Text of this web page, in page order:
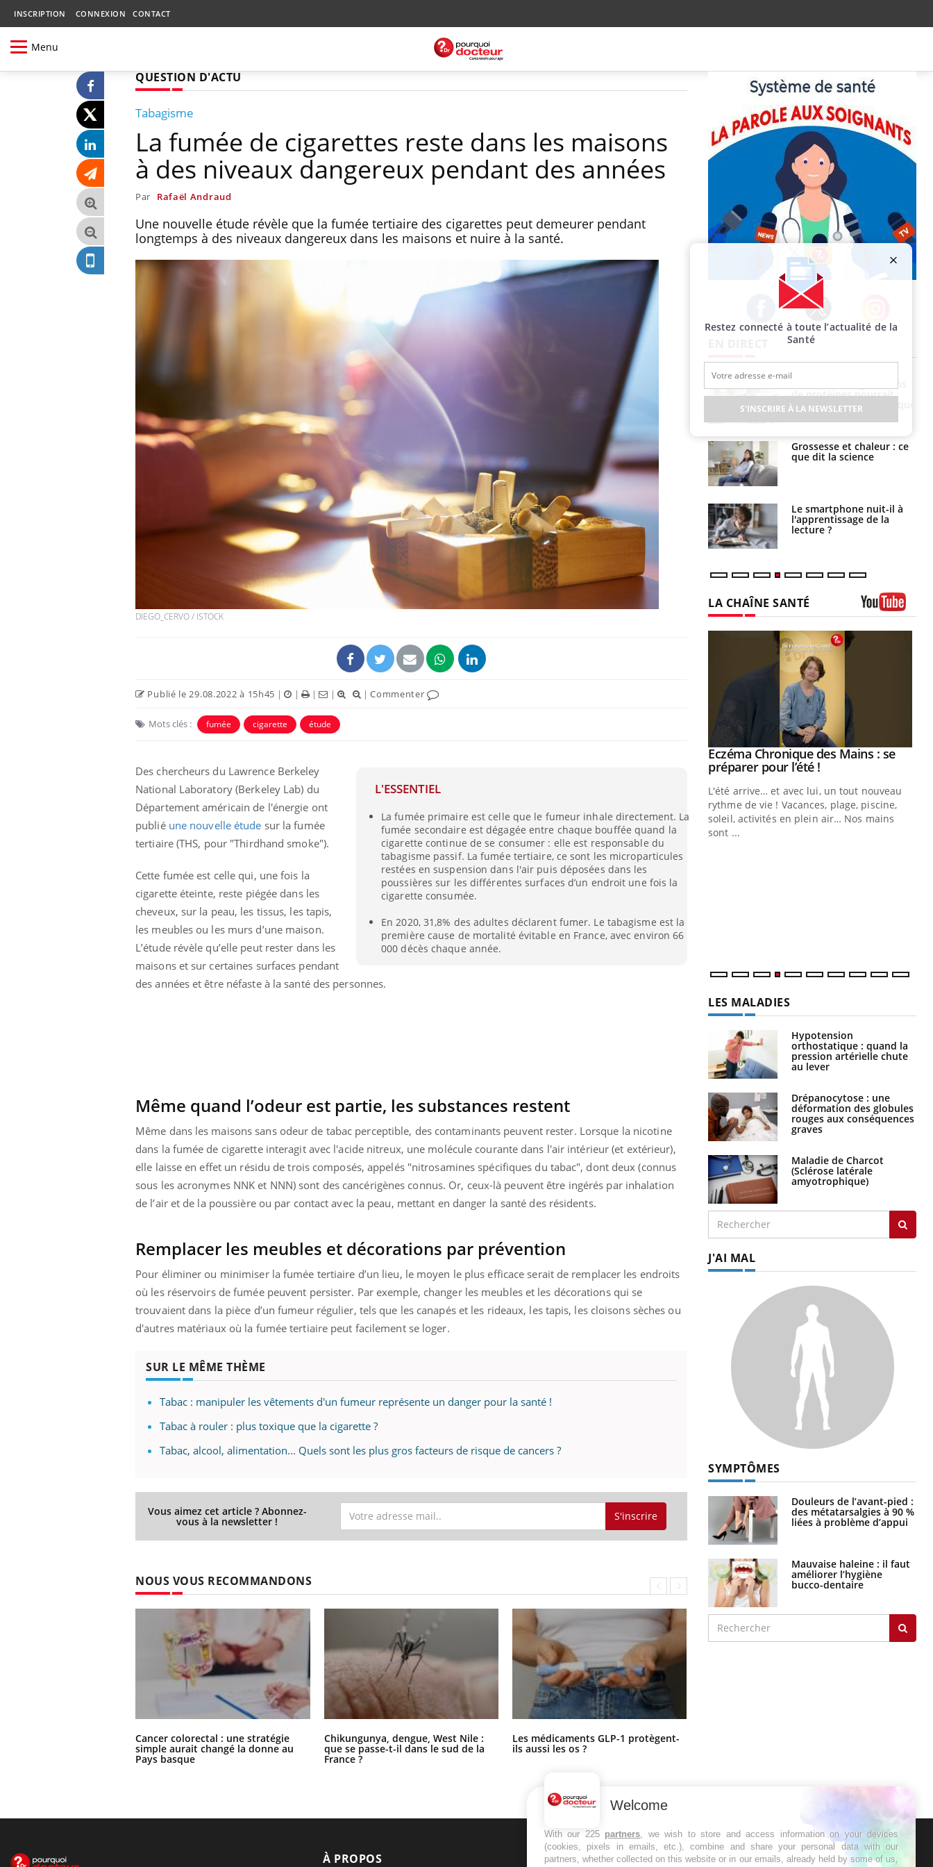
INSCRIPTION CONNEXION CONTACT
Menu
QUESTION D'ACTU
Tabagisme
La fumée de cigarettes reste dans les maisons
à des niveaux dangereux pendant des années
Par Rafaël Andraud
Une nouvelle étude révèle que la fumée tertiaire des cigarettes peut demeurer pendant
longtemps à des niveaux dangereux dans les maisons et nuire à la santé.
DIEGO_CERVO / ISTOCK
Publié le 29.08.2022 à 15h45 | | | | |Commenter
Mots clés : fumée cigarette étude
L'ESSENTIEL
La fumée primaire est celle que le fumeur inhale directement. La
fumée secondaire est dégagée entre chaque bouffée quand la
cigarette continue de se consumer : elle est responsable du
tabagisme passif. La fumée tertiaire, ce sont les microparticules
restées en suspension dans l'air puis déposées dans les
poussières sur les différentes surfaces d’un endroit une fois la
cigarette consumée.
En 2020, 31,8% des adultes déclarent fumer. Le tabagisme est la
première cause de mortalité évitable en France, avec environ 66
000 décès chaque année.
Des chercheurs du Lawrence Berkeley
National Laboratory (Berkeley Lab) du
Département américain de l'énergie ont
publié une nouvelle étude sur la fumée
tertiaire (THS, pour "Thirdhand smoke").
Cette fumée est celle qui, une fois la
cigarette éteinte, reste piégée dans les
cheveux, sur la peau, les tissus, les tapis,
les meubles ou les murs d’une maison.
L’étude révèle qu’elle peut rester dans les
maisons et sur certaines surfaces pendant
des années et être néfaste à la santé des personnes.
Même quand l’odeur est partie, les substances restent
Même dans les maisons sans odeur de tabac perceptible, des contaminants peuvent rester. Lorsque la nicotine
dans la fumée de cigarette interagit avec l'acide nitreux, une molécule courante dans l'air intérieur (et extérieur),
elle laisse en effet un résidu de trois composés, appelés "nitrosamines spécifiques du tabac", dont deux (connus
sous les acronymes NNK et NNN) sont des cancérigènes connus. Or, ceux-là peuvent être ingérés par inhalation
de l’air et de la poussière ou par contact avec la peau, mettant en danger la santé des résidents.
Remplacer les meubles et décorations par prévention
Pour éliminer ou minimiser la fumée tertiaire d’un lieu, le moyen le plus efficace serait de remplacer les endroits
où les réservoirs de fumée peuvent persister. Par exemple, changer les meubles et les décorations qui se
trouvaient dans la pièce d’un fumeur régulier, tels que les canapés et les rideaux, les tapis, les cloisons sèches ou
d'autres matériaux où la fumée tertiaire peut facilement se loger.
SUR LE MÊME THÈME
Tabac : manipuler les vêtements d'un fumeur représente un danger pour la santé !
Tabac à rouler : plus toxique que la cigarette ?
Tabac, alcool, alimentation... Quels sont les plus gros facteurs de risque de cancers ?
Vous aimez cet article ? Abonnez-
vous à la newsletter ! S'inscrire
NOUS VOUS RECOMMANDONS
Cancer colorectal : une stratégie
simple aurait changé la donne au
Pays basque
Chikungunya, dengue, West Nile :
que se passe-t-il dans le sud de la
France ?
Les médicaments GLP-1 protègent-
ils aussi les os ?
Facebook Twitter Instagram
Cancer colorectal : une
basque
Chikungunya, dengue,
Les médicaments GLP-1
protègent-ils aussi les os
?
Cytomégalovirus : ce qui
change dans la prise en
charge des femmes
La sieste empêche-t-elle
de dormir la nuit ?
VIH : la fin du comprimé
tous les jours se profile-t-
elle enfin ?
Pourquoi votre ventre
gâche-t-il les premiers
jours de vos vacances ?
Fortes chaleurs :
pourquoi le risque de
noyade grimpe-t-il ?
Le Viagra pourrait-il
freiner la propagation du
cancer ?
de protéines pourrait
finalement être bénéfique
Grossesse et chaleur : ce
que dit la science
Le smartphone nuit-il à
l'apprentissage de la
lecture ?
LA CHAÎNE SANTÉ
expliquer ma maladieYoutube
Il y a des sujets qui sont faciles à aborder...
d'autres non ! D'un côté, poser des
questions sur la maladie d'un proche c'est
prévenir
Fatigue, irritabilité, brouillard mental ou
même alopécie… Les symptômes de la
carence en fer sont multiples ce qui la rend
...
patients comme parfois chez les soignants.
Youtube
Eczéma Chronique des Mains : se
préparer pour l’été !Youtube
L'été arrive… et avec lui, un tout nouveau
rythme de vie ! Vacances, plage, piscine,
soleil, activités en plein air… Nos mains
sont ...
LES MALADIES
Hypotension
orthostatique : quand la
pression artérielle chute
au lever
Drépanocytose : une
déformation des globules
rouges aux conséquences
graves
Maladie de Charcot
(Sclérose latérale
amyotrophique)
J'AI MAL
SYMPTÔMES
Douleurs de l’avant-pied :
des métatarsalgies à 90 %
liées à problème d’appui
Mauvaise haleine : il faut
améliorer l’hygiène
bucco-dentaire
Restez connecté à toute l’actualité de la
Santé
S'INSCRIRE À LA NEWSLETTER
À PROPOS NEWSLETTER
Welcome
With our 225 partners, we wish to store and access information on your devices
(cookies, pixels in emails, etc.), combine and share your personal data with our
partners, whether collected on this website or in our emails, already held by some of us,